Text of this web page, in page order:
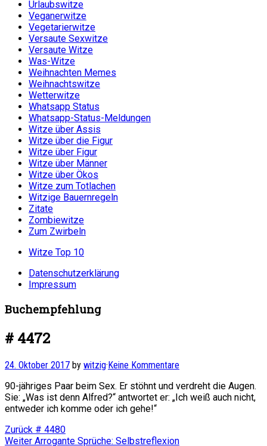
Urlaubswitze
Veganerwitze
Vegetarierwitze
Versaute Sexwitze
Versaute Witze
Was-Witze
Weihnachten Memes
Weihnachtswitze
Wetterwitze
Whatsapp Status
Whatsapp-Status-Meldungen
Witze über Assis
Witze über die Figur
Witze über Figur
Witze über Männer
Witze über Ökos
Witze zum Totlachen
Witzige Bauernregeln
Zitate
Zombiewitze
Zum Zwirbeln
Witze Top 10
Datenschutzerklärung
Impressum
Buchempfehlung
# 4472
24. Oktober 2017 by witzig·Keine Kommentare
90-jähriges Paar beim Sex. Er stöhnt und verdreht die Augen.
Sie: „Was ist denn Alfred?“ antwortet er: „Ich weiß auch nicht,
entweder ich komme oder ich gehe!“
Beitragsnavigation
Zurück Vorheriger
Beitrag:
# 4480
Weiter Nächster
Arrogante Sprüche: Selbstreflexion